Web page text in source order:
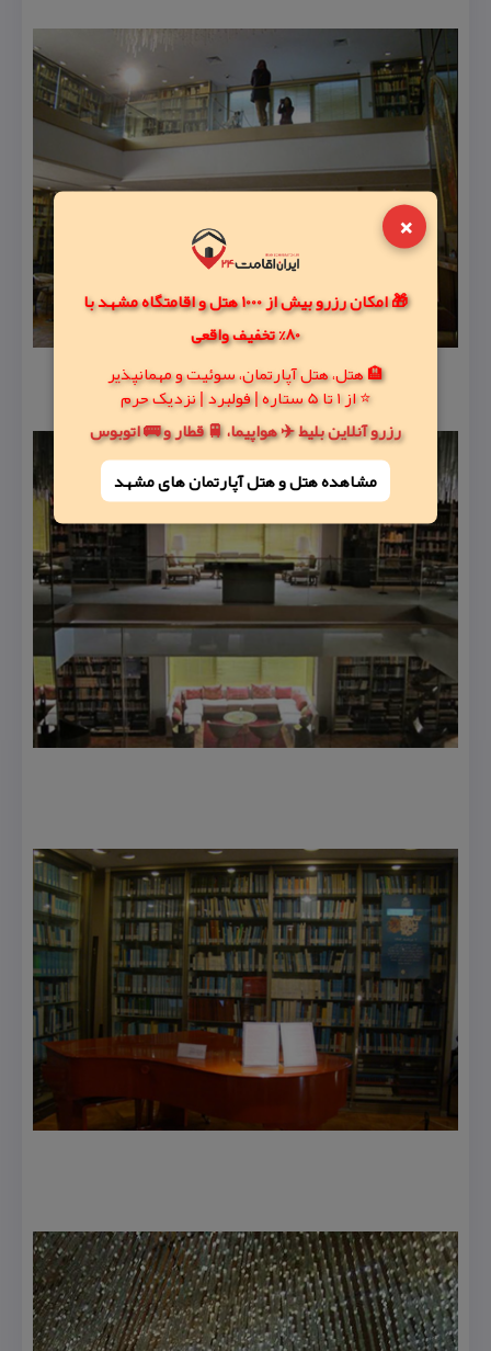
×
🎁 امکان رزرو بیش از 1000 هتل و اقامتگاه مشهد با
80% تخفیف واقعی
🏨 هتل، هتل آپارتمان، سوئیت و مهمانپذیر
⭐ از 1 تا 5 ستاره | فولبرد | نزدیک حرم
رزرو آنلاین بلیط ✈️ هواپیما، 🚆 قطار و 🚌 اتوبوس
مشاهده هتل و هتل‌ آپارتمان های مشهد